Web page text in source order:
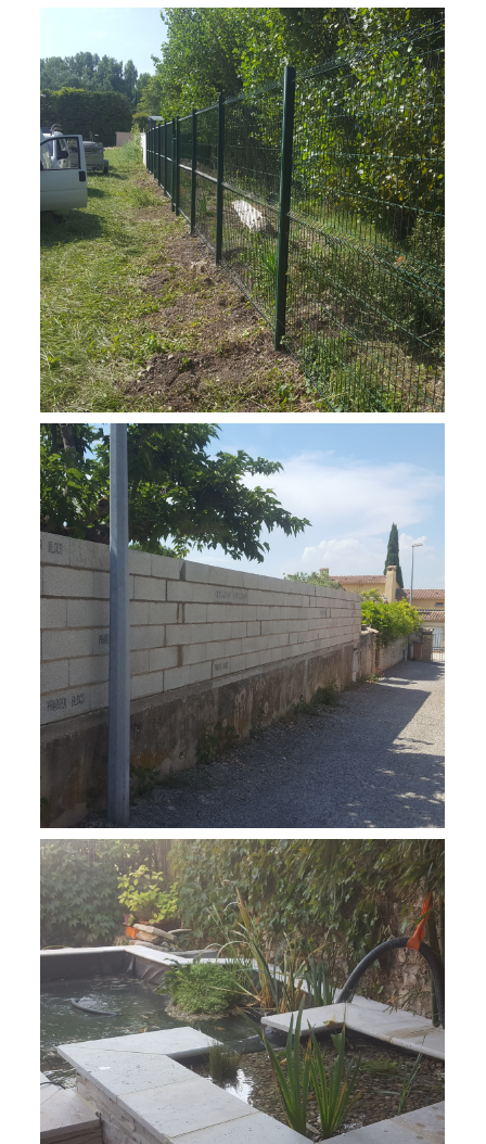
Façade en pierre
Pose de grillage